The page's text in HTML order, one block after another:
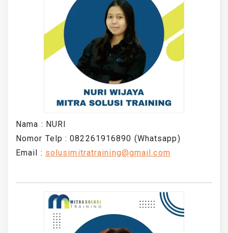
Nama : NURI
Nomor Telp : 082261916890 (Whatsapp)
Email : solusimitratraining@gmail.com